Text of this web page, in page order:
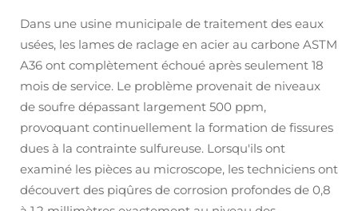
Dans une usine municipale de traitement des eaux
usées, les lames de raclage en acier au carbone ASTM
A36 ont complètement échoué après seulement 18
mois de service. Le problème provenait de niveaux
de soufre dépassant largement 500 ppm,
provoquant continuellement la formation de fissures
dues à la contrainte sulfureuse. Lorsqu'ils ont
examiné les pièces au microscope, les techniciens ont
découvert des piqûres de corrosion profondes de 0,8